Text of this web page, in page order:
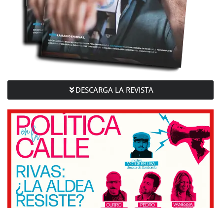
DESCARGA LA REVISTA